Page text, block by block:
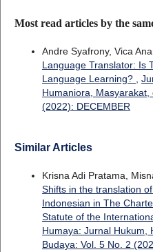
Most read articles by the
Andre Syafrony, Vica
Language Translator: Is
Language Learning? ,
Humaniora, Masyarakat,
(2022): DECEMBER
Similar Articles
Krisna Adi Pratama,
Shifts in the translation
Indonesian in The
Statute of the
Humaya: Jurnal Hukum,
Budaya: Vol. 5 No. 2